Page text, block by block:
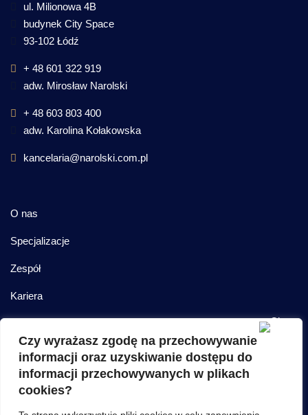
Czy wyrażasz zgodę na przechowywanie
informacji oraz uzyskiwanie dostępu do
informacji przechowywanych w plikach
cookies?
ul. Milionowa 4B
budynek City Space
93-102 Łódź
+ 48 601 322 919
adw. Mirosław Narolski
+ 48 603 803 400
adw. Karolina Kołakowska
kancelaria@narolski.com.pl
O nas
Specjalizacje
Zespół
Kariera
Nieruchomości i inwestycje